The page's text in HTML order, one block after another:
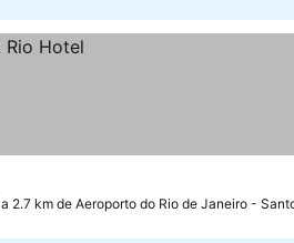
a 2.7 km de Aeroporto do Rio de Janeiro -